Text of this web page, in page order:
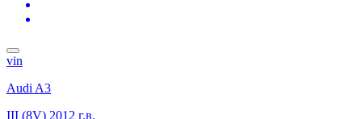
vin
Audi A3
III (8V) 2012 г.в.